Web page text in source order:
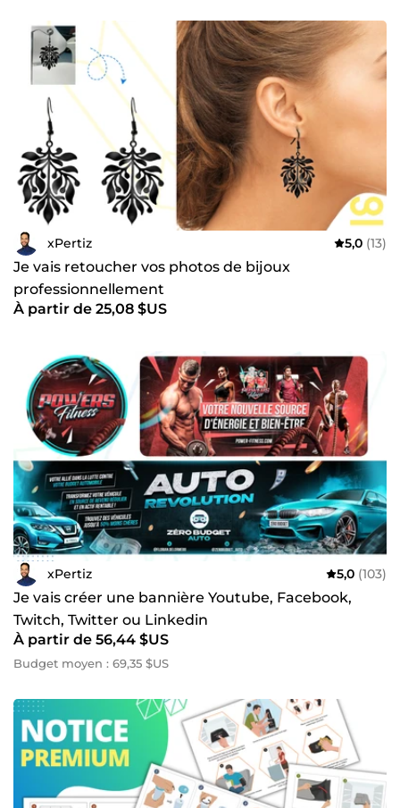
à la bannière saisissante, nous mettons tout en œuvre
pour livrer un résultat qui dépasse vos attentes. Vous avez
une vision et besoin de faire passer vos projets au niveau
supérieur ? Nous sommes là pour la concrétiser à travers
des designs qui marquent, qui parlent et qui restent.
xPertiz 5,0 (13)
Je vais retoucher vos photos de bijoux
professionnellement
À partir de 25,08 $US
xPertiz 5,0 (103)
Je vais créer une bannière Youtube, Facebook,
Twitch, Twitter ou Linkedin
À partir de 56,44 $US
Budget moyen : 69,35 $US